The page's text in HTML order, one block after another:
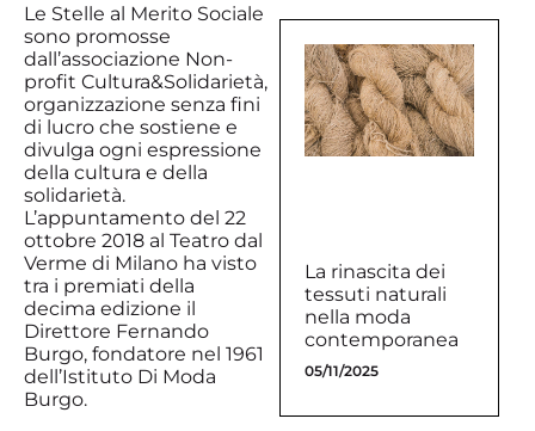
Le Stelle al Merito Sociale
sono promosse
dall’associazione Non-
profit Cultura&Solidarietà,
organizzazione senza fini
di lucro che sostiene e
divulga ogni espressione
della cultura e della
solidarietà.
L’appuntamento del 22
ottobre 2018 al Teatro dal
Verme di Milano ha visto
tra i premiati della
decima edizione il
Direttore Fernando
Burgo, fondatore nel 1961
dell’Istituto Di Moda
Burgo.
La rinascita dei
tessuti naturali
nella moda
contemporanea
05/11/2025